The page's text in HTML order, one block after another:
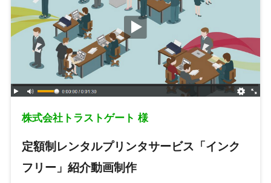
株式会社トラストゲート 様
定額制レンタルプリンタサービス「インク
フリー」紹介動画制作